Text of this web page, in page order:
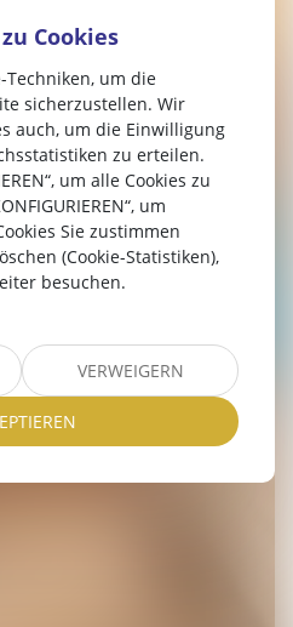
Cookies
Techniken, um die
sicherzustellen. Wir
auch, um die Einwilligung
zu erteilen.
um alle Cookies zu
um
Sie zustimmen
(Cookie-Statistiken),
besuchen.
VERWEIGERN